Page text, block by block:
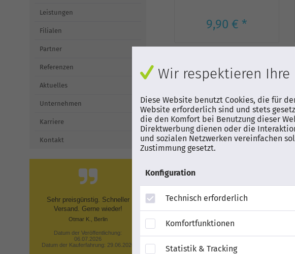
Wir respektieren Ihre
Diese Website benutzt Cookies, die für
Website erforderlich sind und stets
die den Komfort bei Benutzung dieser
Direktwerbung dienen oder die
und sozialen Netzwerken vereinfachen
Zustimmung gesetzt.
Konfiguration
Technisch erforderlich
Komfortfunktionen
Statistik & Tracking
Leistungen
Filialen
Partner
Referenzen
Aktuelles
Unternehmen
Karriere
Kontakt
Sehr preisgünstig. Schneller
Versand. Gerne wieder!
Otmar K., Berlin
Datum der Veröffentlichung:
06.07.2026
Datum der Kauferfahrung: 29.06.2026
9,90 € *
Filtern
DHL
Auf
Lassen
und
Produkt